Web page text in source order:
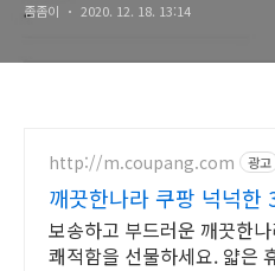
좀좀이 2020. 12. 18. 13:14
http://m.coupang.com 광고
깨끗한나라 쿠팡 넉넉한
톰한 화장지
보송하고 부드러운 깨끗한
쾌적함을 선물하세요. 얇은